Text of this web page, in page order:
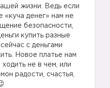
жизни. Ведь если
«куча денег» нам не
безопасности,
купить разные
с деньгами
Новое платье нам
не в чем, или
радости, счастья,